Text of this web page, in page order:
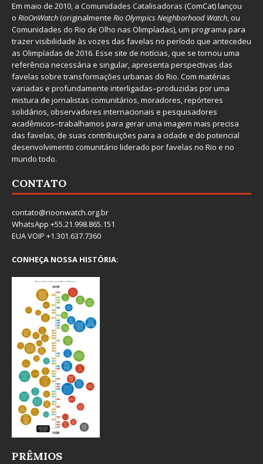
Em maio de 2010, a Comunidades Catalisadoras (ComCat) lançou
o RioOnWatch(originalmente Rio Olympics Neighborhood Watch, ou
Comunidades do Rio de Olho nas Olimpíadas), um programa para
trazer visibilidade às vozes das favelas no período que antecedeu
as Olimpíadas de 2016. Esse site de notícias, que se tornou uma
referência necessária e singular, apresenta perspectivas das
favelas sobre transformações urbanas do Rio. Com matérias
variadas e profundamente interligadas–produzidas por uma
mistura de jornalistas comunitários, moradores, repórteres
solidários, observadores internacionais e pesquisadores
acadêmicos–trabalhamos para gerar uma imagem mais precisa
das favelas, de suas contribuições para a cidade e do potencial
desenvolvimento comunitário liderado por favelas no Rio e no
mundo todo.
CONTATO
contato@rioonwatch.org.br
WhatsApp +55.21.998.865.151
EUA VOIP +1.301.637.7360
CONHEÇA NOSSA HISTÓRIA:
PRÊMIOS